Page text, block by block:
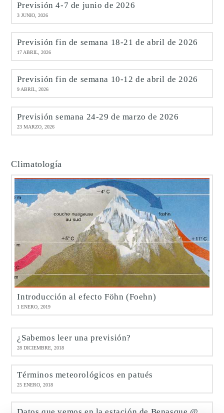
Previsión 4-7 de junio de 2026
3 JUNIO, 2026
Previsión fin de semana 18-21 de abril de 2026
17 ABRIL, 2026
Previsión fin de semana 10-12 de abril de 2026
9 ABRIL, 2026
Previsión semana 24-29 de marzo de 2026
23 MARZO, 2026
Climatología
Introducción al efecto Föhn (Foehn)
1 ENERO, 2019
¿Sabemos leer una previsión?
28 DICIEMBRE, 2018
Términos meteorológicos en patués
25 ENERO, 2018